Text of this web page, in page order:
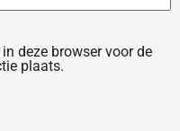
deze browser voor de
plaats.